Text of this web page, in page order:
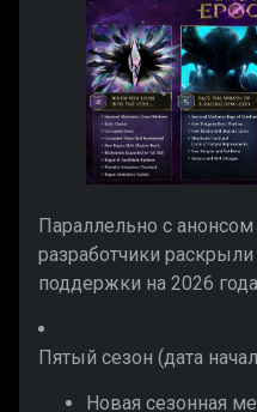
Параллельно с анонсом
разработчики
поддержки на 2026
Пятый сезон (дата
Новая сезонная